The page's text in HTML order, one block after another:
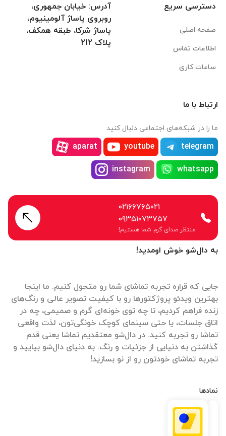
به دال‌شو خوش اومدید!
جایی که قراره تجربه تماشای شما رو متحول کنیم. ما اینجا
بهترین ویدئو پروژکتورها رو با کیفیت تصویر عالی و رنگ‌های
زنده فراهم کردیم، تا چه توی خونه‌ای گرم و صمیمی، چه در
اتاق جلسات، یا حتی سینمای کوچک خونگی‌تون، لذت واقعی
تماشا رو تجربه کنید. در دال‌شو معتقدیم تماشا یعنی قدم
گذاشتن به دنیایی از جزئیات و رنگ. به دنیای دال‌شو بیایید و
تجربه تماشای خودتون رو از نو بسازید!
نمادها
دسترسی سریع
صفحه اصلی
اطلاعات تماس
ساعات کاری
آدرس: خیابان جمهوری،
روبروی پاساژ آلومینیوم،
پاساژ شرکا، طبقه همکف،
پلاک 212
ارتباط با ما
ما را در شبکه‌های اجتماعی دنبال کنید
telegram
youtube
aparat
whatsapp
instagram
۰۲۱۶۶۷۶۵۰۲۱
۰۹۳۵۱۰۷۳۷۵۷
منتظر صدای گرم شما هستیم!